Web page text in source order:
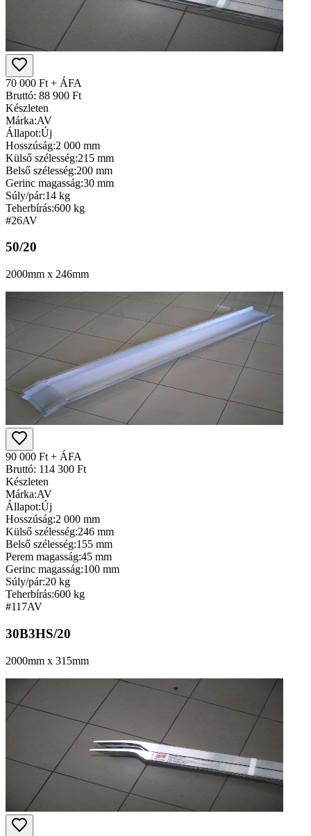
70 000 Ft + ÁFA
Bruttó: 88 900 Ft
Készleten
Márka:AV
Állapot:Új
Hosszúság:2 000 mm
Külső szélesség:215 mm
Belső szélesség:200 mm
Gerinc magasság:30 mm
Súly/pár:14 kg
Teherbírás:600 kg
#26AV
50/20
2000mm x 246mm
90 000 Ft + ÁFA
Bruttó: 114 300 Ft
Készleten
Márka:AV
Állapot:Új
Hosszúság:2 000 mm
Külső szélesség:246 mm
Belső szélesség:155 mm
Perem magasság:45 mm
Gerinc magasság:100 mm
Súly/pár:20 kg
Teherbírás:600 kg
#117AV
30B3HS/20
2000mm x 315mm